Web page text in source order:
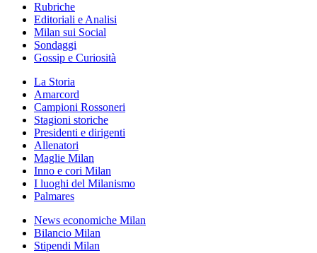
Rubriche
Editoriali e Analisi
Milan sui Social
Sondaggi
Gossip e Curiosità
La Storia
Amarcord
Campioni Rossoneri
Stagioni storiche
Presidenti e dirigenti
Allenatori
Maglie Milan
Inno e cori Milan
I luoghi del Milanismo
Palmares
News economiche Milan
Bilancio Milan
Stipendi Milan